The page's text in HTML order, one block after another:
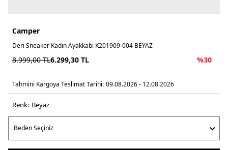
Camper
Deri Sneaker Kadın Ayakkabı K201909-004 BEYAZ
8.999,00TL6.299,30 TL %30
Tahmini Kargoya Teslimat Tarihi: 09.08.2026 - 12.08.2026
Renk: beyaz